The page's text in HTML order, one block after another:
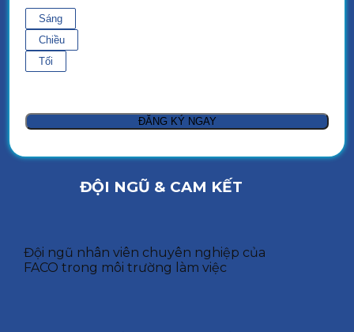
Sáng
Chiều
Tối
ĐỘI NGŨ & CAM KẾT
Đội ngũ nhân viên chuyên nghiệp của
FACO trong môi trường làm việc